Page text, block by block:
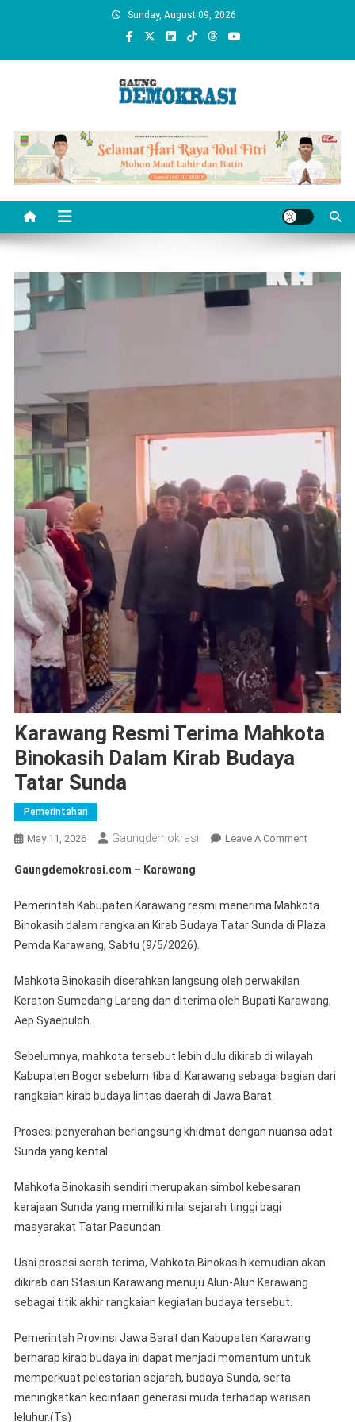
Sunday, August 09, 2026
gaungdemokrasi.com
Karawang Resmi Terima Mahkota
Binokasih Dalam Kirab Budaya
Tatar Sunda
Pemerintahan
May 11, 2026 Gaungdemokrasi Leave A CommentOn
Mahkota
Binokasih
Tatar
Gaungdemokrasi.com – Karawang
Pemerintah Kabupaten Karawang resmi menerima Mahkota
Binokasih dalam rangkaian Kirab Budaya Tatar Sunda di Plaza
Pemda Karawang, Sabtu (9/5/2026).
Mahkota Binokasih diserahkan langsung oleh perwakilan
Keraton Sumedang Larang dan diterima oleh Bupati Karawang,
Aep Syaepuloh.
Sebelumnya, mahkota tersebut lebih dulu dikirab di wilayah
Kabupaten Bogor sebelum tiba di Karawang sebagai bagian dari
rangkaian kirab budaya lintas daerah di Jawa Barat.
Prosesi penyerahan berlangsung khidmat dengan nuansa adat
Sunda yang kental.
Mahkota Binokasih sendiri merupakan simbol kebesaran
kerajaan Sunda yang memiliki nilai sejarah tinggi bagi
masyarakat Tatar Pasundan.
Usai prosesi serah terima, Mahkota Binokasih kemudian akan
dikirab dari Stasiun Karawang menuju Alun-Alun Karawang
sebagai titik akhir rangkaian kegiatan budaya tersebut.
Pemerintah Provinsi Jawa Barat dan Kabupaten Karawang
berharap kirab budaya ini dapat menjadi momentum untuk
memperkuat pelestarian sejarah, budaya Sunda, serta
meningkatkan kecintaan generasi muda terhadap warisan
leluhur.(Ts)